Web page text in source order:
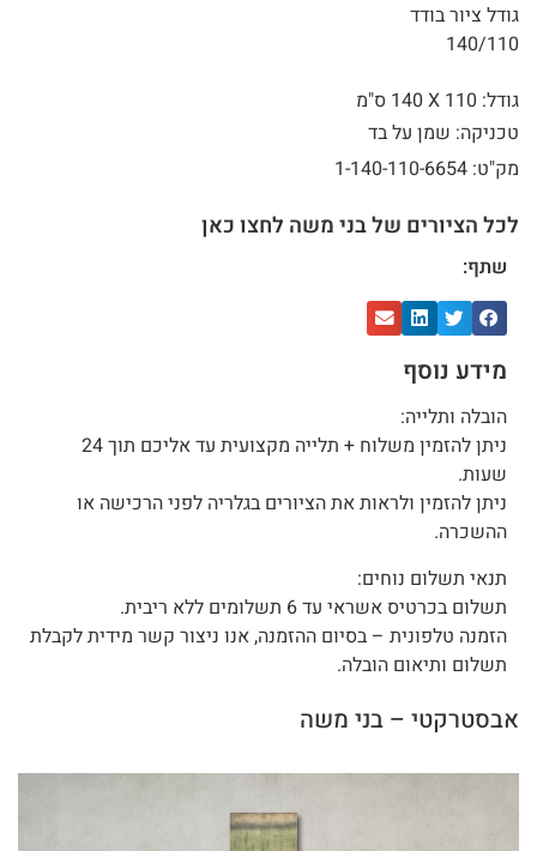
גודל ציור בודד
140/110
גודל: 110 X
140 ס"מ
טכניקה: שמן על בד
מק"ט: 1-140-110-6654
לכל הציורים של בני משה לחצו כאן
שתף:
מידע נוסף
הובלה ותלייה:
ניתן להזמין משלוח + תלייה מקצועית עד אליכם תוך 24
שעות.
ניתן להזמין ולראות את הציורים בגלריה לפני הרכישה או
ההשכרה.
תנאי תשלום נוחים:
תשלום בכרטיס אשראי עד 6 תשלומים ללא ריבית.
הזמנה טלפונית – בסיום ההזמנה, אנו ניצור קשר מידית לקבלת
תשלום ותיאום הובלה.
אבסטרקטי – בני משה